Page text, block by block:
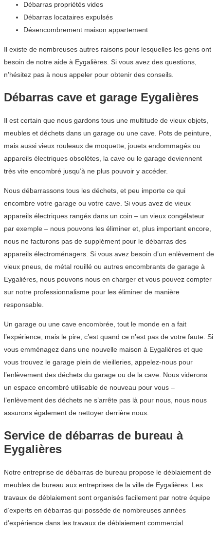
Débarras propriétés vides
Débarras locataires expulsés
Désencombrement maison appartement
Il existe de nombreuses autres raisons pour lesquelles les gens ont
besoin de notre aide à Eygalières. Si vous avez des questions,
n’hésitez pas à nous appeler pour obtenir des conseils.
Débarras cave et garage Eygalières
Il est certain que nous gardons tous une multitude de vieux objets,
meubles et déchets dans un garage ou une cave. Pots de peinture,
mais aussi vieux rouleaux de moquette, jouets endommagés ou
appareils électriques obsolètes, la cave ou le garage deviennent
très vite encombré jusqu’à ne plus pouvoir y accéder.
Nous débarrassons tous les déchets, et peu importe ce qui
encombre votre garage ou votre cave. Si vous avez de vieux
appareils électriques rangés dans un coin – un vieux congélateur
par exemple – nous pouvons les éliminer et, plus important encore,
nous ne facturons pas de supplément pour le débarras des
appareils électroménagers. Si vous avez besoin d’un enlèvement de
vieux pneus, de métal rouillé ou autres encombrants de garage à
Eygalières, nous pouvons nous en charger et vous pouvez compter
sur notre professionnalisme pour les éliminer de manière
responsable.
Un garage ou une cave encombrée, tout le monde en a fait
l’expérience, mais le pire, c’est quand ce n’est pas de votre faute. Si
vous emménagez dans une nouvelle maison à Eygalières et que
vous trouvez le garage plein de vieilleries, appelez-nous pour
l’enlèvement des déchets du garage ou de la cave. Nous viderons
un espace encombré utilisable de nouveau pour vous –
l’enlèvement des déchets ne s’arrête pas là pour nous, nous nous
assurons également de nettoyer derrière nous.
Service de débarras de bureau à
Eygalières
Notre entreprise de débarras de bureau propose le déblaiement de
meubles de bureau aux entreprises de la ville de Eygalières. Les
travaux de déblaiement sont organisés facilement par notre équipe
d’experts en débarras qui possède de nombreuses années
d’expérience dans les travaux de déblaiement commercial.